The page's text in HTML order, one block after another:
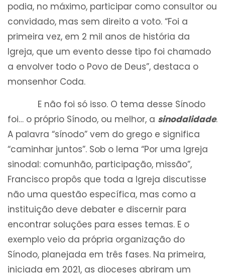
podia, no máximo, participar como consultor ou
convidado, mas sem direito a voto. “Foi a
primeira vez, em 2 mil anos de história da
Igreja, que um evento desse tipo foi chamado
a envolver todo o Povo de Deus”, destaca o
monsenhor Coda.
E não foi só isso. O tema desse Sínodo
foi… o próprio Sínodo, ou melhor, a sinodalidade.
A palavra “sínodo” vem do grego e significa
“caminhar juntos”. Sob o lema “Por uma Igreja
sinodal: comunhão, participação, missão”,
Francisco propôs que toda a Igreja discutisse
não uma questão específica, mas como a
instituição deve debater e discernir para
encontrar soluções para esses temas. E o
exemplo veio da própria organização do
Sínodo, planejada em três fases. Na primeira,
iniciada em 2021, as dioceses abriram um